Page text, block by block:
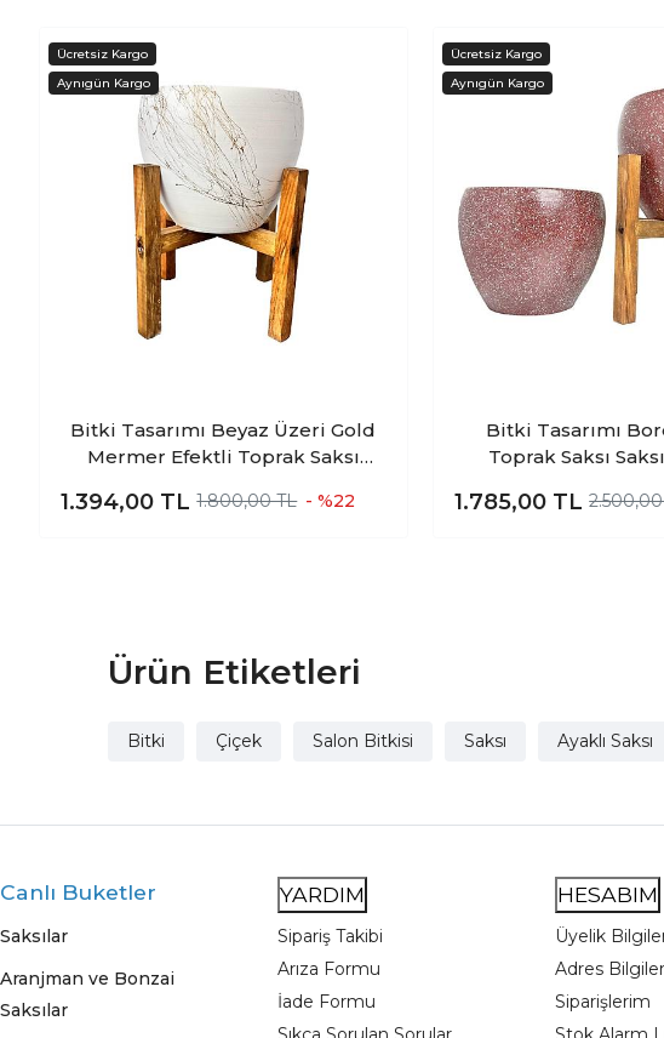
Bitki Tasarımı Beyaz Üzeri Gold
Mermer Efektli Toprak Saksı
15 Cm
1.394,00 TL 1.800,00 TL - %22
Bitki Tasarımı
Toprak Saksı
Ayaklı- 15
1.785,00 TL
Ürün Etiketleri
Bitki Çiçek Salon Bitkisi Saksı Ayaklı Saksı
Canlı Buketler
Saksılar
Aranjman ve Bonzai
Saksılar
YARDIM
Sipariş Takibi
Arıza Formu
İade Formu
HESABIM
Üyelik
Adres
Siparişlerim